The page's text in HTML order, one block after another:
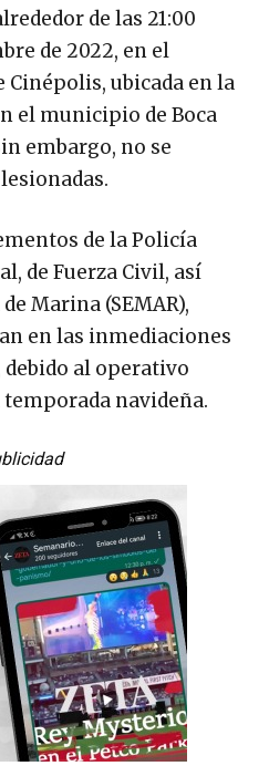
de las 21:00
de 2022, en el
Cinépolis, ubicada en la
el municipio de Boca
embargo, no se
de la Policía
de Fuerza Civil, así
Marina (SEMAR),
en las inmediaciones
al operativo
navideña.